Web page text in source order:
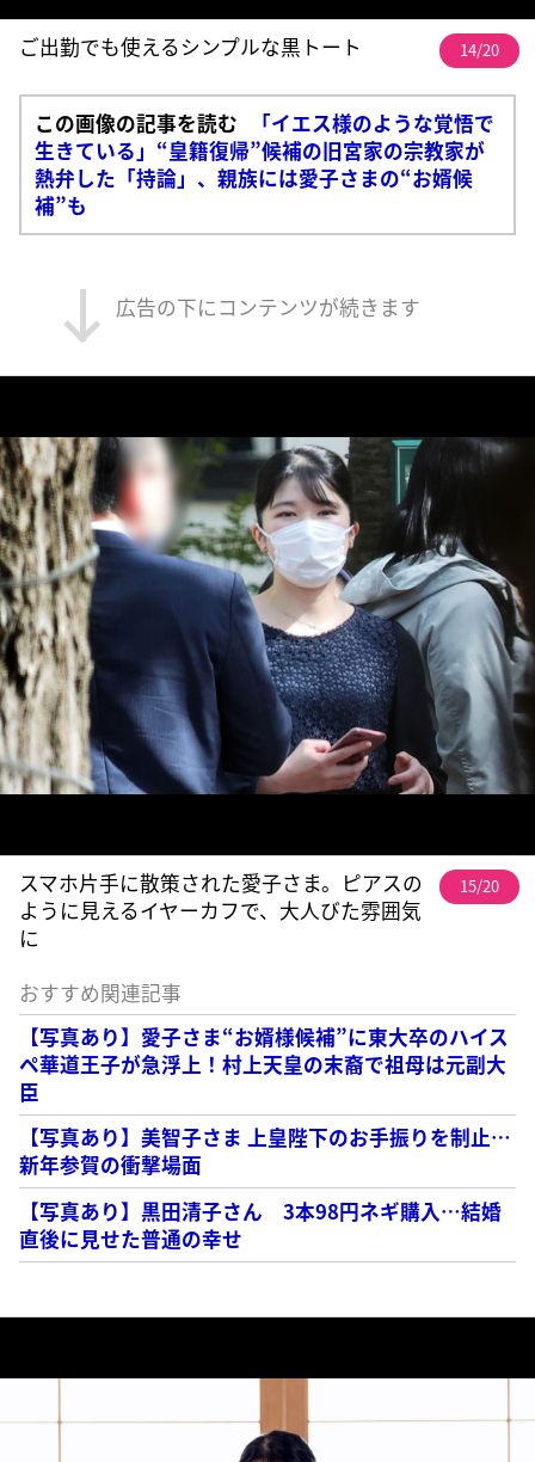
ご出勤でも使えるシンプルな黒トート 14/20
この画像の記事を読む
「イエス様のような覚悟で
生きている」“皇籍復帰”候補の旧宮家の宗教家が
熱弁した「持論」、親族には愛子さまの“お婿候
補”も
広告の下にコンテンツが続きます
スマホ片手に散策された愛子さま。ピアスの
ように見えるイヤーカフで、大人びた雰囲気
に
15/20
おすすめ関連記事
【写真あり】愛子さま“お婿様候補”に東大卒のハイス
ペ華道王子が急浮上！村上天皇の末裔で祖母は元副大
臣
【写真あり】美智子さま 上皇陛下のお手振りを制止…
新年参賀の衝撃場面
【写真あり】黒田清子さん 3本98円ネギ購入…結婚
直後に見せた普通の幸せ